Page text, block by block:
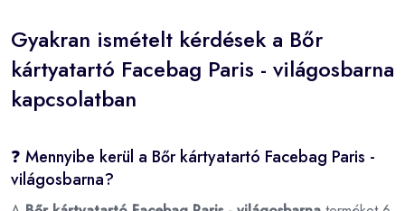
Gyakran ismételt kérdések a Bőr
kártyatartó Facebag Paris - világosbarna
kapcsolatban
❓ Mennyibe kerül a Bőr kártyatartó Facebag Paris -
világosbarna?